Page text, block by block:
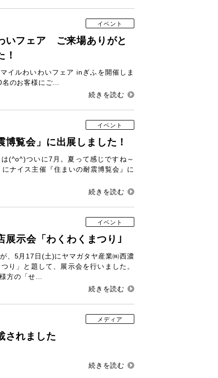
イベント
いフェア ご来場ありがと
！
イルわいわいフェア inぎふを開催しま
のお客様にご…
イベント
博覧会」に出展しました！
(^o^)ついに7月。夏って感じですね～
ナイス主催『住まいの耐震博覧会』に
イベント
展示会「わくわくまつり｣
、5月17日(土)にヤマガタヤ産業㈱西濃
り」と題して、展示会を行いました。
方の「せ…
メディア
されました